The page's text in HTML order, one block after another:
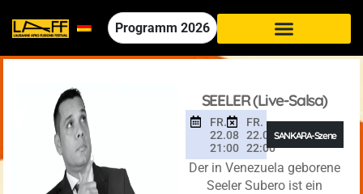
Programm 2026
SEELER (Live-Salsa)
FR.
22.08
21:00
FR.
22.08
22:00
SANKARA-Szene
Der in Venezuela geborene
Seeler Subero ist ein